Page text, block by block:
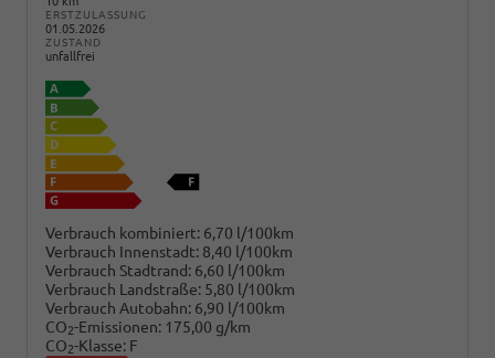
ERSTZULASSUNG
01.05.2026
ZUSTAND
unfallfrei
Verbrauch kombiniert: 6,70 l/100km
Verbrauch Innenstadt: 8,40 l/100km
Verbrauch Stadtrand: 6,60 l/100km
Verbrauch Landstraße: 5,80 l/100km
Verbrauch Autobahn: 6,90 l/100km
CO2-Emissionen: 175,00 g/km
CO2-Klasse: F